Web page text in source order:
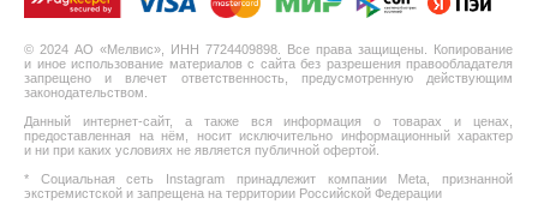
© 2024 АО «Мелвис», ИНН 7724409898. Все права защищены. Копирование
и иное использование материалов с сайта без разрешения правообладателя
запрещено и влечет ответственность, предусмотренную действующим
законодательством.
Данный интернет-сайт, а также вся информация о товарах и ценах,
предоставленная на нём, носит исключительно информационный характер
и ни при каких условиях не является публичной офертой.
* Социальная сеть Instagram принадлежит компании Meta, признанной
экстремистской и запрещена на территории Российской Федерации